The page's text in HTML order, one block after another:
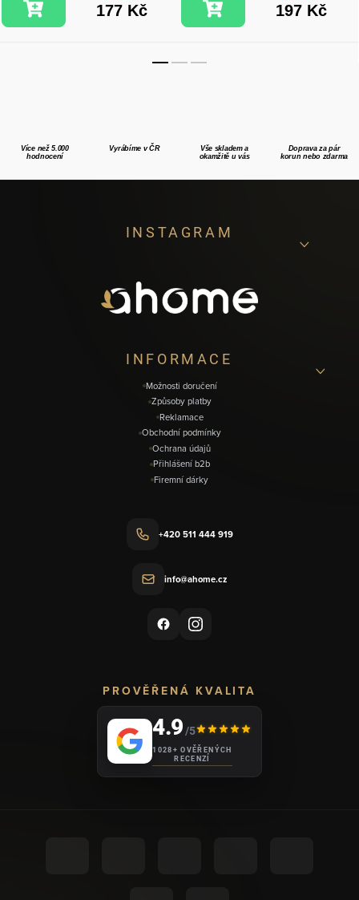
177 Kč 197 Kč
Více než 5.000
hodnocení
Vyrábíme v ČR
Vše skladem a
okamžitě u vás
Doprava za pár
korun nebo zdarma
INSTAGRAM
INFORMACE
Možnosti doručení
Způsoby platby
Reklamace
Obchodní podmínky
Ochrana údajů
Přihlášení b2b
Firemní dárky
+420 511 444 919
info@ahome.cz
PROVĚŘENÁ KVALITA
4.9/5
1028+ OVĚŘENÝCH
RECENZÍ